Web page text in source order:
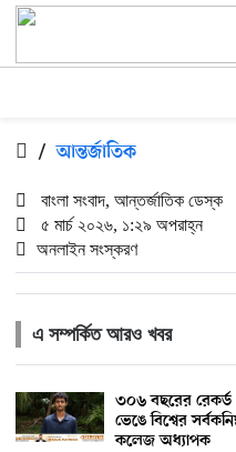
/ আন্তর্জাতিক
বাংলা সংবাদ, আন্তর্জাতিক ডেস্ক
৫ মার্চ ২০২৬, ১:২৯ অপরাহ্ন
অনলাইন সংস্করণ
এ সম্পর্কিত আরও খবর
৩০৬ বছরের রেকর্ড
ভেঙে বিশ্বের
কলেজ অধ্যাপক